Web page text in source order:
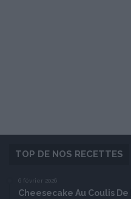
TOP DE NOS RECETTES
6 février 2026
Cheesecake Au Coulis